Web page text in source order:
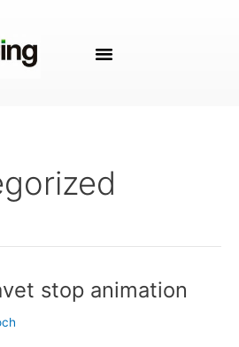
stop animation